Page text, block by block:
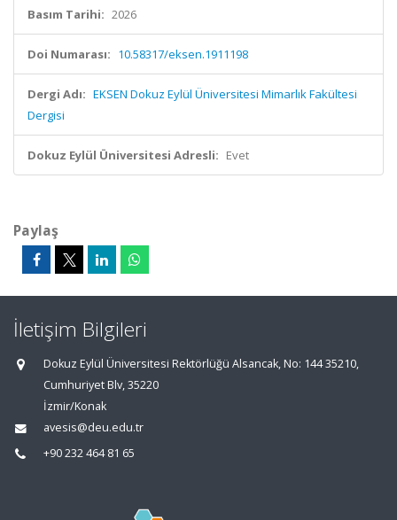
Basım Tarihi: 2026
Doi Numarası: 10.58317/eksen.1911198
Dergi Adı: EKSEN Dokuz Eylül Üniversitesi Mimarlık Fakültesi
Dergisi
Dokuz Eylül Üniversitesi Adresli: Evet
Paylaş
İletişim Bilgileri
Dokuz Eylül Üniversitesi Rektörlüğü Alsancak, No: 144 35210,
Cumhuriyet Blv, 35220
İzmir/Konak
avesis@deu.edu.tr
+90 232 464 81 65